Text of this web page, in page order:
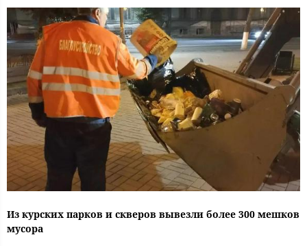
Из курских парков и скверов вывезли более 300 мешков
мусора